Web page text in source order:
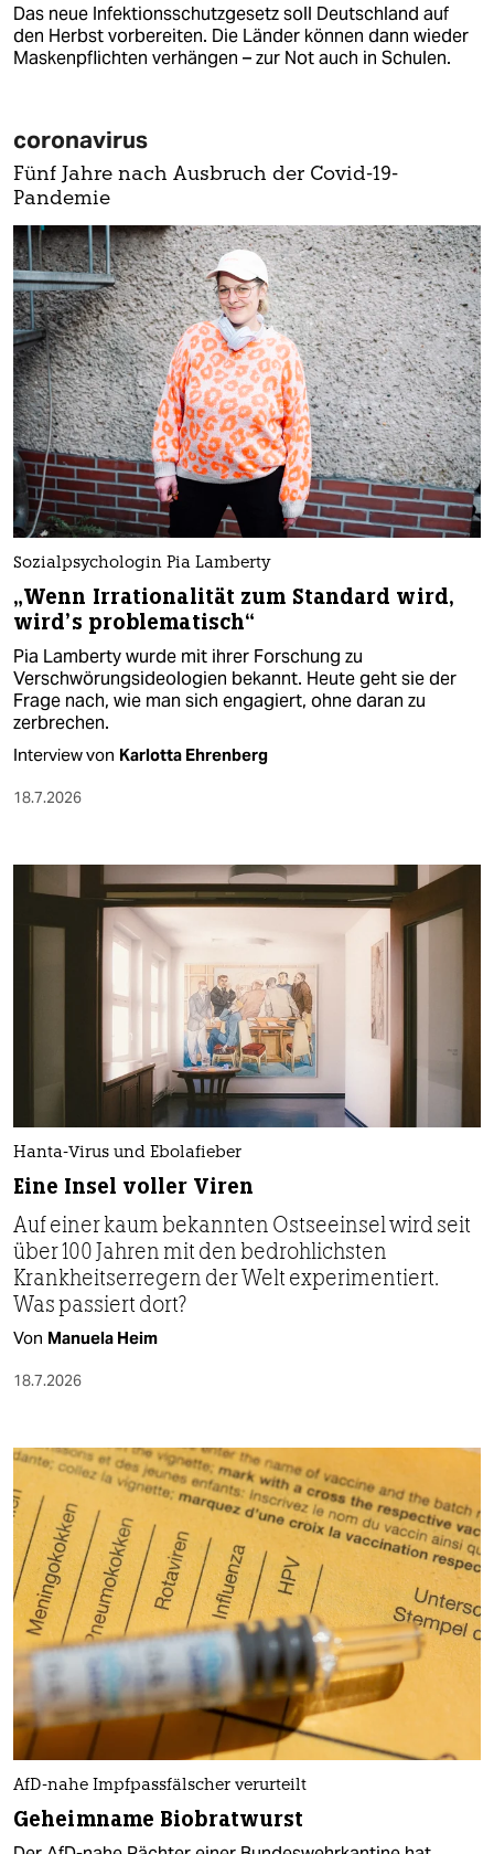
Das neue Infektionsschutzgesetz soll Deutschland auf
den Herbst vorbereiten. Die Länder können dann wieder
Maskenpflichten verhängen – zur Not auch in Schulen.
coronavirus
Fünf Jahre nach Ausbruch der Covid-19-
Pandemie
Sozialpsychologin Pia Lamberty
„Wenn Irrationalität zum Standard wird,
wird’s problematisch“
Pia Lamberty wurde mit ihrer Forschung zu
Verschwörungsideologien bekannt. Heute geht sie der
Frage nach, wie man sich engagiert, ohne daran zu
zerbrechen.
Interview von Karlotta Ehrenberg
18.7.2026
Hanta-Virus und Ebolafieber
Eine Insel voller Viren
Auf einer kaum bekannten Ostseeinsel wird seit
über 100 Jahren mit den bedrohlichsten
Krankheitserregern der Welt experimentiert.
Was passiert dort?
Von Manuela Heim
18.7.2026
AfD-nahe Impfpassfälscher verurteilt
Geheimname Biobratwurst